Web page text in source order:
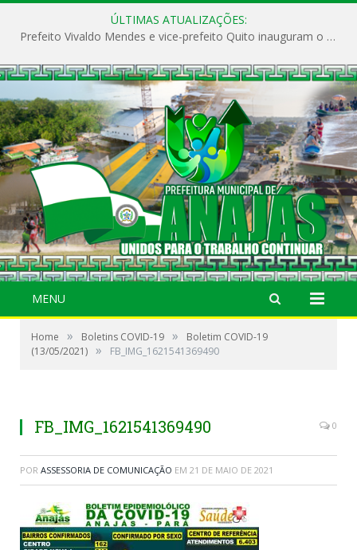
ÚLTIMAS ATUALIZAÇÕES:
Prefeito Vivaldo Mendes e vice-prefeito Quito inauguram o CAPS e fortalecem a saúde pública em Anajás.
MENU
Home » Boletins COVID-19 »
Boletim COVID-19
(13/05/2021) » FB_IMG_1621541369490
FB_IMG_1621541369490 0
POR ASSESSORIA DE COMUNICAÇÃO EM 21 DE MAIO DE 2021